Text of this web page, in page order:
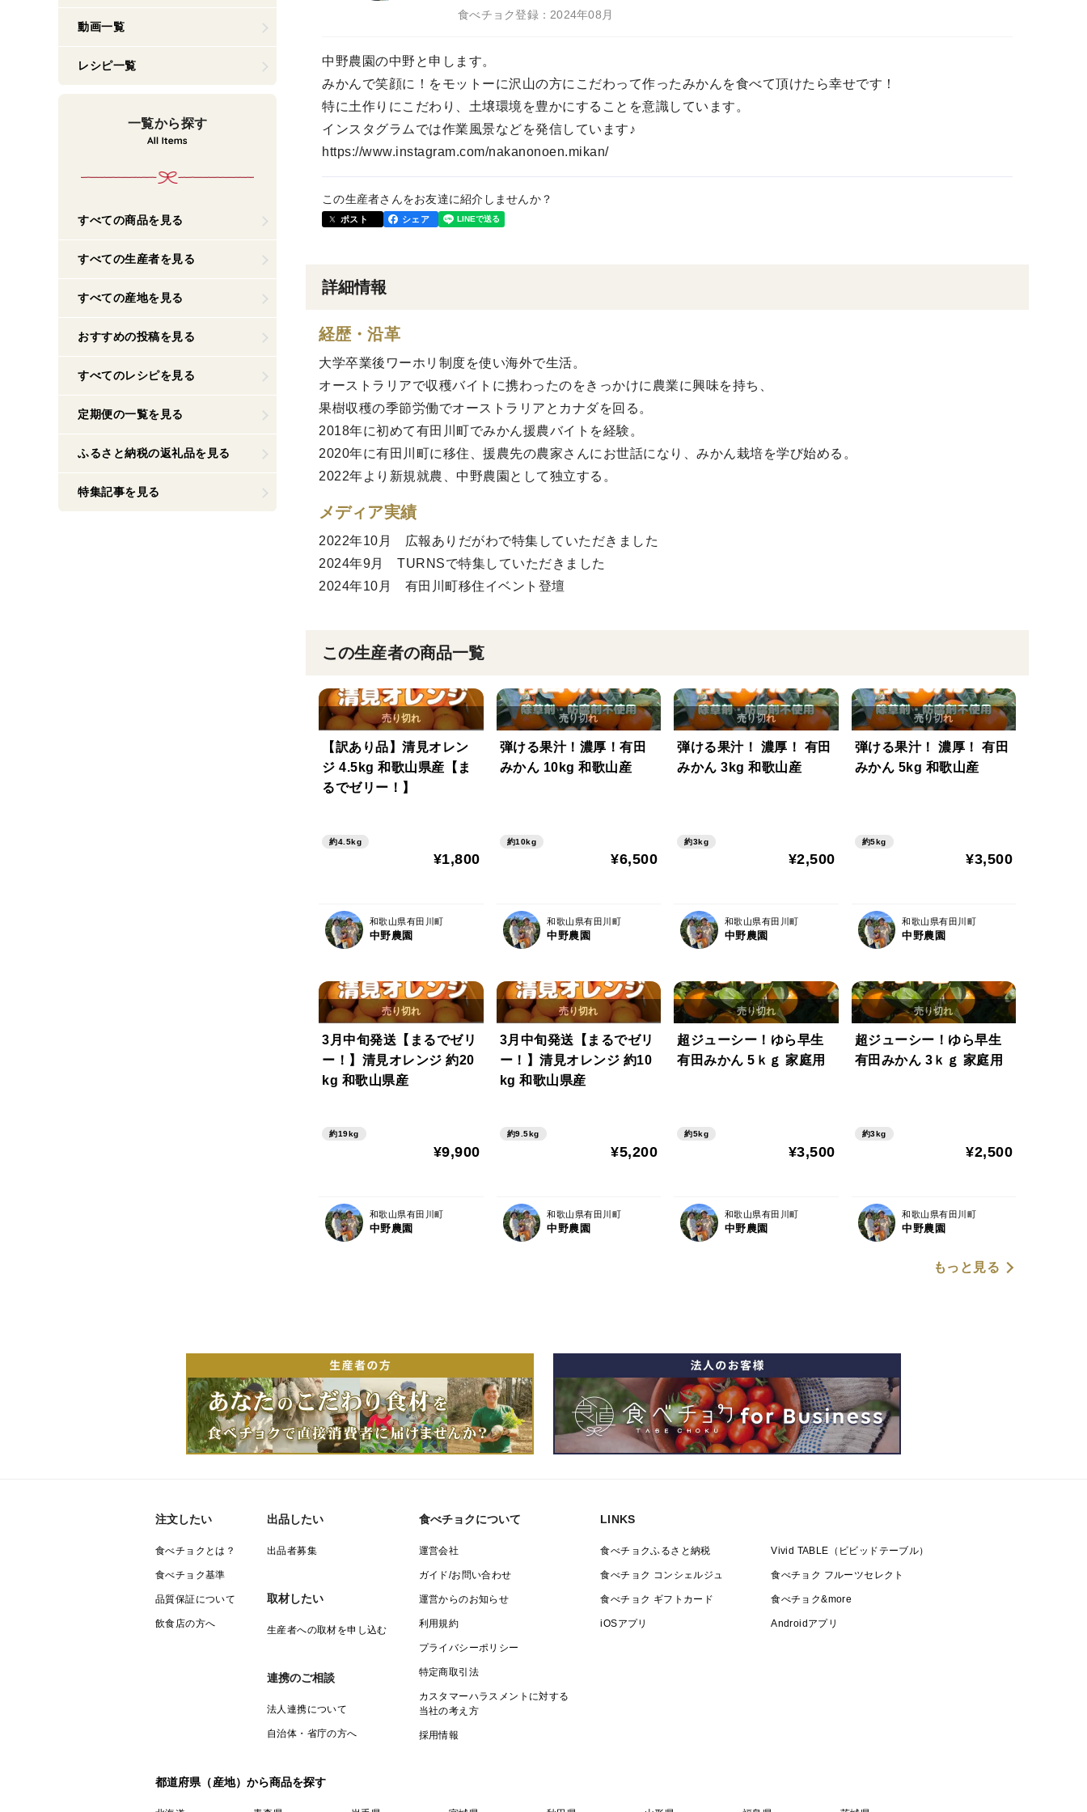
食べチョク登録：2024年08月
中野農園の中野と申します。
みかんで笑顔に！をモットーに沢山の方にこだわって作ったみかんを食べて頂けたら幸せです！
特に土作りにこだわり、土壌環境を豊かにすることを意識しています。
インスタグラムでは作業風景などを発信しています♪
https://www.instagram.com/nakanonoen.mikan/
この生産者さんをお友達に紹介しませんか？
ポスト シェア
詳細情報
経歴・沿革
大学卒業後ワーホリ制度を使い海外で生活。
オーストラリアで収穫バイトに携わったのをきっかけに農業に興味を持ち、
果樹収穫の季節労働でオーストラリアとカナダを回る。
2018年に初めて有田川町でみかん援農バイトを経験。
2020年に有田川町に移住、援農先の農家さんにお世話になり、みかん栽培を学び始める。
2022年より新規就農、中野農園として独立する。
メディア実績
2022年10月 広報ありだがわで特集していただきました
2024年9月 TURNSで特集していただきました
2024年10月 有田川町移住イベント登壇
この生産者の商品一覧
【訳あり品】清見オレン
ジ 4.5kg 和歌山県産【ま
るでゼリー！】
約4.5kg
¥1,800
和歌山県有田川町
中野農園
弾ける果汁！濃厚！有田
みかん 10kg 和歌山産
約10kg
¥6,500
和歌山県有田川町
中野農園
弾ける果汁！ 濃厚！ 有田
みかん 3kg 和歌山産
約3kg
¥2,500
和歌山県有田川町
中野農園
弾ける果汁！ 濃厚！ 有田
みかん 5kg 和歌山産
約5kg
¥3,500
和歌山県有田川町
中野農園
3月中旬発送【まるでゼリ
ー！】清見オレンジ 約20
kg 和歌山県産
約19kg
¥9,900
和歌山県有田川町
中野農園
3月中旬発送【まるでゼリ
ー！】清見オレンジ 約10
kg 和歌山県産
約9.5kg
¥5,200
和歌山県有田川町
中野農園
超ジューシー！ゆら早生
有田みかん 5ｋｇ 家庭用
約5kg
¥3,500
和歌山県有田川町
中野農園
超ジューシー！ゆら早生
有田みかん 3ｋｇ 家庭用
約3kg
¥2,500
和歌山県有田川町
中野農園
もっと見る
動画一覧
レシピ一覧
一覧から探す
すべての商品を見る
すべての生産者を見る
すべての産地を見る
おすすめの投稿を見る
すべてのレシピを見る
定期便の一覧を見る
ふるさと納税の返礼品を見る
特集記事を見る
注文したい
食べチョクとは？
食べチョク基準
品質保証について
飲食店の方へ
出品したい
出品者募集
取材したい
生産者への取材を申し込む
連携のご相談
法人連携について
自治体・省庁の方へ
食べチョクについて
運営会社
ガイド/お問い合わせ
運営からのお知らせ
利用規約
プライバシーポリシー
特定商取引法
カスタマーハラスメントに対する
当社の考え方
採用情報
LINKS
食べチョクふるさと納税 Vivid TABLE（ビビッドテーブル）
食べチョク コンシェルジュ 食べチョク フルーツセレクト
食べチョク ギフトカード 食べチョク&more
iOSアプリ Androidアプリ
都道府県（産地）から商品を探す